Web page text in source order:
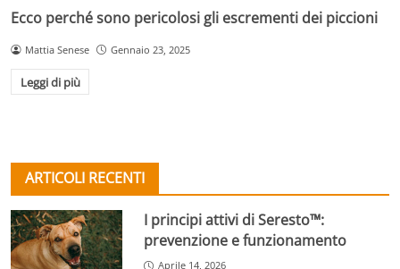
Ecco perché sono pericolosi gli escrementi dei piccioni
Mattia Senese Gennaio 23, 2025
Leggi di più
ARTICOLI RECENTI
I principi attivi di Seresto™:
prevenzione e funzionamento
Aprile 14, 2026